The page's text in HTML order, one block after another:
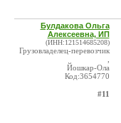
Булдакова Ольга
Алексеевна, ИП
(ИНН:121514685208)
Грузовладелец-перевозчик
Йошкар-Ола
Код:3654770
#11